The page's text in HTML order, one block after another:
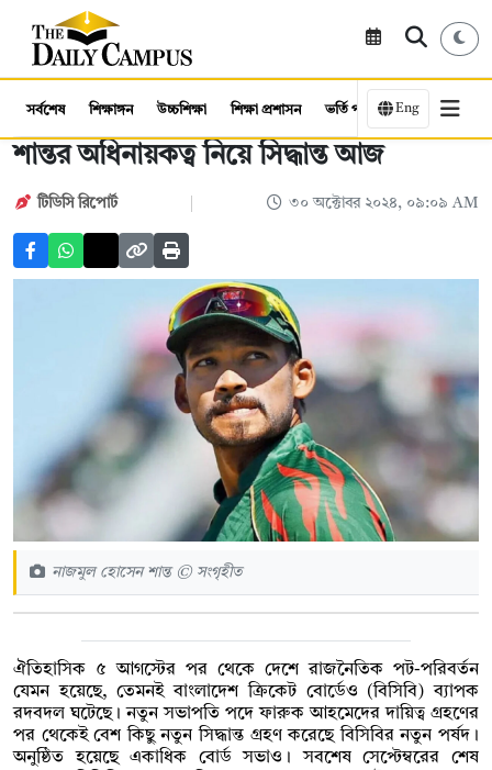
সর্বশেষ শিক্ষাঙ্গন উচ্চশিক্ষা শিক্ষা প্রশাসন ভর্তি পরীক্ষা কর্মসংস্থান
Eng
শান্তর অধিনায়কত্ব নিয়ে সিদ্ধান্ত আজ
টিডিসি রিপোর্ট ৩০ অক্টোবর ২০২৪, ০৯:০৯ AM
নাজমুল হোসেন শান্ত © সংগৃহীত
ঐতিহাসিক ৫ আগস্টের পর থেকে দেশে রাজনৈতিক পট-পরিবর্তন
যেমন হয়েছে, তেমনই বাংলাদেশ ক্রিকেট বোর্ডেও (বিসিবি) ব্যাপক
রদবদল ঘটেছে। নতুন সভাপতি পদে ফারুক আহমেদের দায়িত্ব গ্রহণের
পর থেকেই বেশ কিছু নতুন সিদ্ধান্ত গ্রহণ করেছে বিসিবির নতুন পর্ষদ।
অনুষ্ঠিত হয়েছে একাধিক বোর্ড সভাও। সবশেষ সেপ্টেম্বরের শেষ